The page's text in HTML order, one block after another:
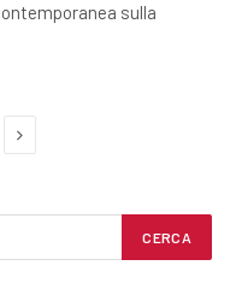
sulla
Next